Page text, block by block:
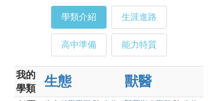
學類介紹 生涯進路
高中準備 能力特質
我的
學類
生態 獸醫